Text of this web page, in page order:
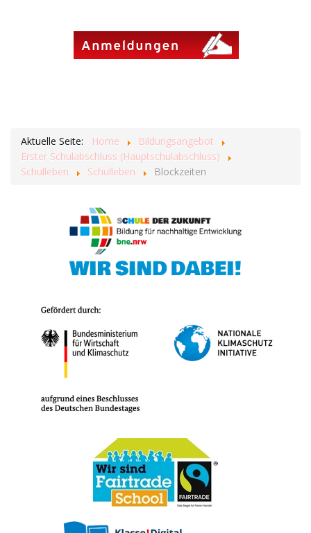
Aktuelle Seite: Home
Bildungsangebot
Erster Schulabschluss (Hauptschulabschluss)
Schulleben
Schulleben Blockzeiten